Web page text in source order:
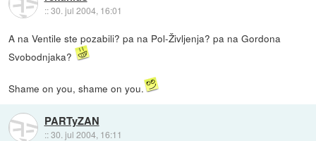
::30. jul 2004, 16:01
A na Ventile ste pozabili? pa na Pol-Življenja? pa na Gordona
Svobodnjaka?
Shame on you, shame on you.
PARTyZAN
::30. jul 2004, 16:11